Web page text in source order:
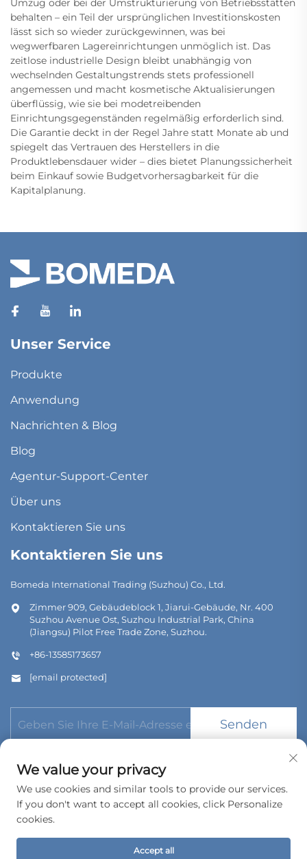
Umzug oder bei der Umstrukturierung von Betriebsstätten
behalten – ein Teil der ursprünglichen Investitionskosten
lässt sich so wieder zurückgewinnen, was bei
wegwerfbaren Lagereinrichtungen unmöglich ist. Das
zeitlose industrielle Design bleibt unabhängig von
wechselnden Gestaltungstrends stets professionell
angemessen und macht kosmetische Aktualisierungen
überflüssig, wie sie bei modetreibenden
Einrichtungsgegenständen regelmäßig erforderlich sind.
Die Garantie deckt in der Regel Jahre statt Monate ab und
spiegelt das Vertrauen des Herstellers in die
Produktlebensdauer wider – dies bietet Planungssicherheit
beim Einkauf sowie Budgetvorhersagbarkeit für die
Kapitalplanung.
Unser Service
Produkte
Anwendung
Nachrichten & Blog
Blog
Agentur-Support-Center
Über uns
Kontaktieren Sie uns
Kontaktieren Sie uns
Bomeda International Trading (Suzhou) Co., Ltd.
Zimmer 909, Gebäudeblock 1, Jiarui-Gebäude, Nr. 400
Suzhou Avenue Ost, Suzhou Industrial Park, China
(Jiangsu) Pilot Free Trade Zone, Suzhou.
+86-13585173657
[email protected]
Senden
Urheberrecht © 2026 Bomeda International Trading (Suzhou)
Datenschutzrichtlinie
We value your privacy
We use cookies and similar tools to provide our services.
If you don't want to accept all cookies, click Personalize
cookies.
Accept all